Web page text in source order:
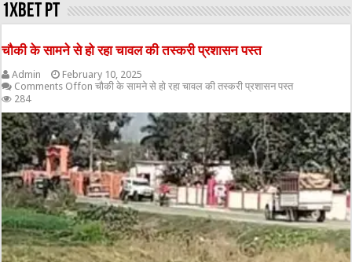
1xbet pt
चौकी के सामने से हो रहा चावल की तस्करी प्रशासन पस्त
Admin
February 10, 2025
Comments Offon चौकी के सामने से हो रहा चावल की तस्करी प्रशासन पस्त
284